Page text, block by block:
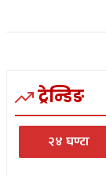
ट्रेन्डिङ
२४ घण्टा